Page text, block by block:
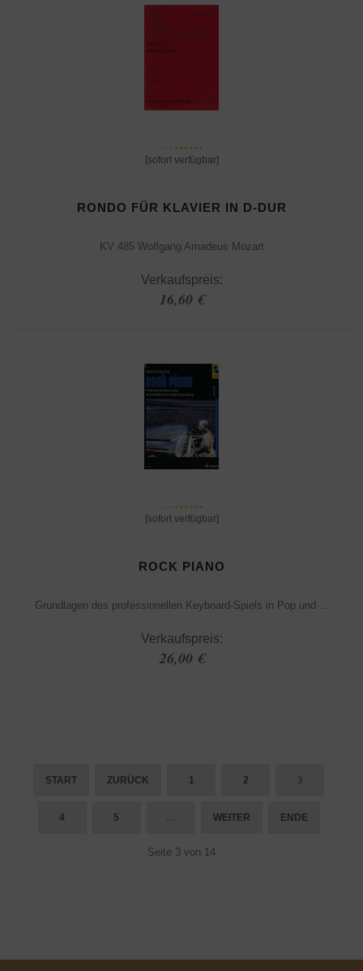
[sofort verfügbar]
RONDO FÜR KLAVIER IN D-DUR
KV 485 Wolfgang Amadeus Mozart
Verkaufspreis:
16,60 €
[sofort verfügbar]
ROCK PIANO
Grundlagen des professionellen Keyboard-Spiels in Pop und ...
Verkaufspreis:
26,00 €
START ZURÜCK 1 2 3
4 5 WEITER ENDE
Seite 3 von 14